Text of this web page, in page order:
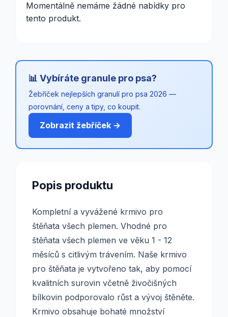
Momentálně nemáme žádné nabídky pro
tento produkt.
📊 Vybíráte granule pro psa?
Žebříček nejlepších granulí pro psa 2026 —
porovnání, ceny a tipy, co koupit.
Zobrazit žebříček →
Popis produktu
Kompletní a vyvážené krmivo pro
štěňata všech plemen. Vhodné pro
štěňata všech plemen ve věku 1 - 12
měsíců s citlivým trávením. Naše krmivo
pro štěňata je vytvořeno tak, aby pomocí
kvalitních surovin včetně živočišných
bílkovin podporovalo růst a vývoj štěněte.
Krmivo obsahuje bohaté množství